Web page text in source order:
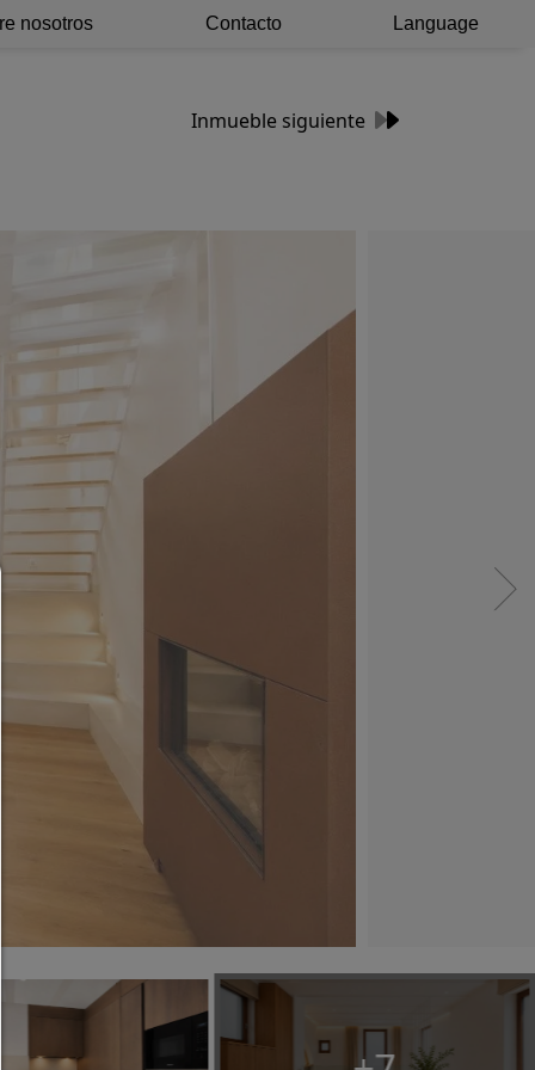
nosotros Contacto Language
Inmueble siguiente
Administradores de consentimiento
Para continuar,debe hacer una selección de
continuación encontrará una explicación de las
Cualquier cookie,como cookies de seguimiento y
cookies que haya marcado en las casillas de
Rechazar todo: